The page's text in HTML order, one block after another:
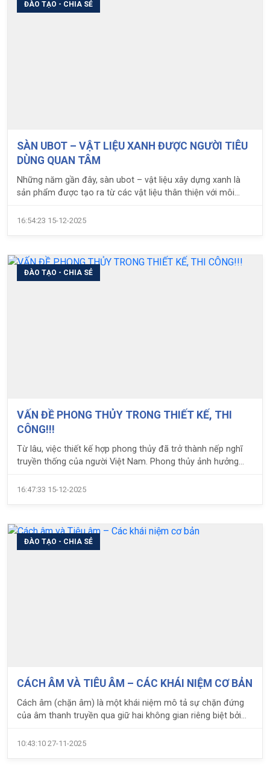
ĐÀO TẠO - CHIA SẺ
SÀN UBOT – VẬT LIỆU XANH ĐƯỢC NGƯỜI TIÊU
DÙNG QUAN TÂM
Những năm gần đây, sàn ubot – vật liệu xây dựng xanh là
sản phẩm được tạo ra từ các vật liệu thân thiện với môi
16:54:23 15-12-2025
ĐÀO TẠO - CHIA SẺ
VẤN ĐỀ PHONG THỦY TRONG THIẾT KẾ, THI
CÔNG!!!
Từ lâu, việc thiết kế hợp phong thủy đã trở thành nếp nghĩ
truyền thống của người Việt Nam. Phong thủy ảnh hưởng
16:47:33 15-12-2025
ĐÀO TẠO - CHIA SẺ
CÁCH ÂM VÀ TIÊU ÂM – CÁC KHÁI NIỆM CƠ BẢN
Cách âm (chặn âm) là một khái niệm mô tả sự chặn đứng
của âm thanh truyền qua giữ hai không gian riêng biệt bởi
công trình cần được quan tâm ở cả hai phương diện: âm
10:43:10 27-11-2025